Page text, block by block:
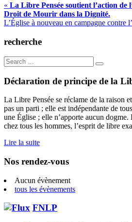
Navigation
de
« La Libre Pensée soutient l’action de
Droit de Mourir dans la Dignité.
L’Église à nouveau en campagne contre
recherche
Search
for:
Déclaration de principe de la
La Libre Pensée se réclame de la raison
pas un parti ; elle est indépendante de
une Église ; elle n’apporte aucun
chez tous les hommes, l’esprit de libre
Lire la suite
Nos rendez-vous
Aucun évènement
tous les évènements
FNLP